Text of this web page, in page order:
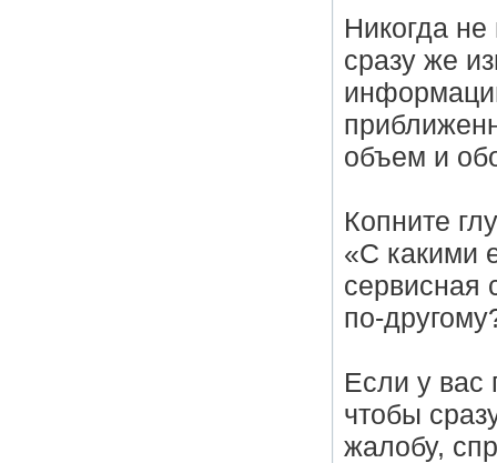
Никогда не
сразу же
объем и
Копните
«С какими
сервисная
по-
Если у вас
чтобы
жалобу,